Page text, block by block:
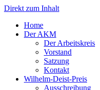
Direkt zum Inhalt
Home
Der AKM
Der Arbeitskreis
Vorstand
Satzung
Kontakt
Wilhelm-Deist-Preis
Ausschreibung